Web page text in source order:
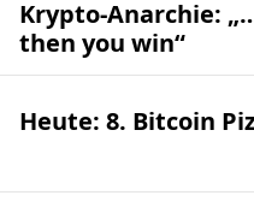
Krypto-Anarchie:
then you win“
Heute: 8. Bitcoin